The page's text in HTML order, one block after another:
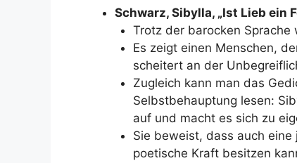
Schwarz, Sibylla, „Ist Lieb ein
Trotz der barocken
Es zeigt einen Menschen,
scheitert an der
Zugleich kann man das
Selbstbehauptung lesen:
auf und macht es sich zu
Sie beweist, dass auch
poetische Kraft besitzen